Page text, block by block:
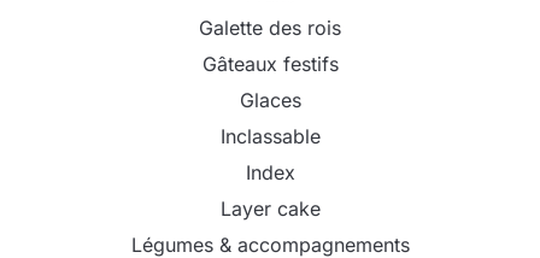
Galette des rois
Gâteaux festifs
Glaces
Inclassable
Index
Layer cake
Légumes & accompagnements